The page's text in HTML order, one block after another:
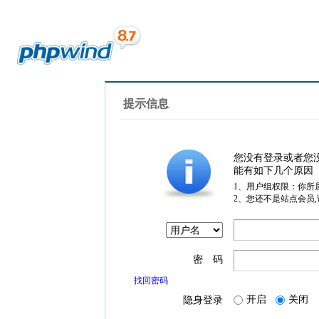
提示信息
您没有登录或者您
能有如下几个原因
1、用户组权限：你所
2、您还不是站点会员
密 码
找回密码
隐身登录 开启 关闭